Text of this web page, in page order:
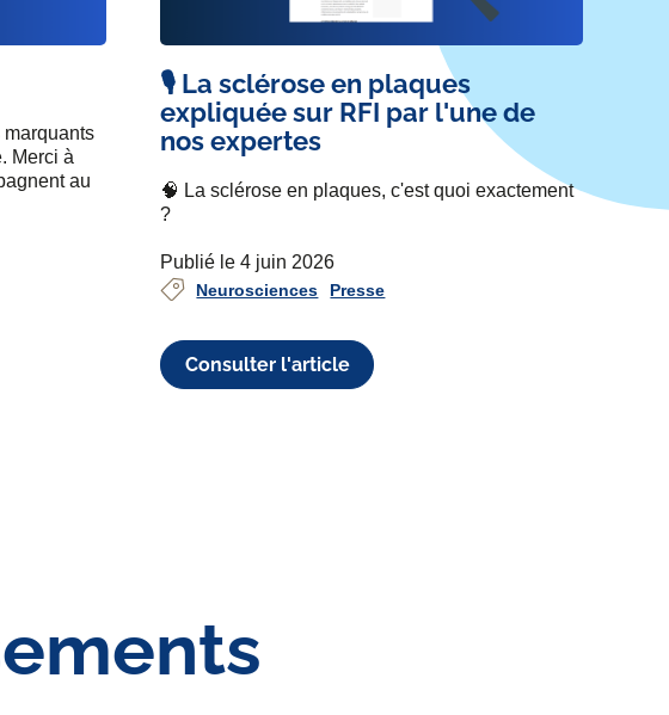
marquants
Merci à
au
🎙️ La sclérose en plaques
expliquée sur RFI par l'une de
nos expertes
🧠 La sclérose en plaques, c'est quoi exactement
?
Publié le 4 juin 2026
Neurosciences Presse
Consulter l'article